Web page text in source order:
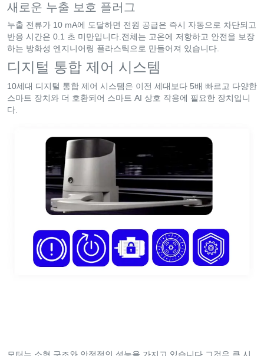
새로운 누출 보호 플러그
누출 전류가 10 mA에 도달하면 전원 공급은 즉시 자동으로 차단되고
반응 시간은 0.1 초 미만입니다.전체는 고온에 저항하고 안전을 보장
하는 방화성 엔지니어링 플라스틱으로 만들어져 있습니다.
디지털 통합 제어 시스템
10세대 디지털 통합 제어 시스템은 이전 세대보다 5배 빠르고 다양한
스마트 장치와 더 호환되어 스마트 AI 상호 작용에 필요한 장치입니
다.
모터는 소형 구조와 안정적인 성능을 가지고 있습니다.그것은 큰 시